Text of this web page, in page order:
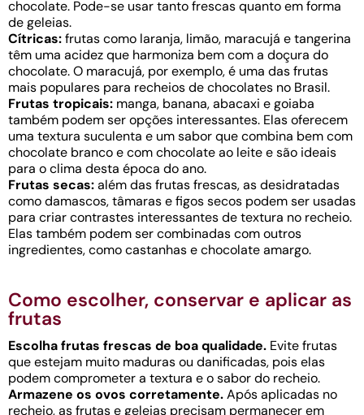
chocolate. Pode-se usar tanto frescas quanto em forma
de geleias.
Cítricas:frutas como laranja, limão, maracujá e tangerina
têm uma acidez que harmoniza bem com a doçura do
chocolate. O maracujá, por exemplo, é uma das frutas
mais populares para recheios de chocolates no Brasil.
Frutas tropicais: manga, banana, abacaxi e goiaba
também podem ser opções interessantes. Elas oferecem
uma textura suculenta e um sabor que combina bem com
chocolate branco e com chocolate ao leite e são ideais
para o clima desta época do ano.
Frutas secas:além das frutas frescas, as desidratadas
como damascos, tâmaras e figos secos podem ser usadas
para criar contrastes interessantes de textura no recheio.
Elas também podem ser combinadas com outros
ingredientes, como castanhas e chocolate amargo.
Como escolher, conservar e aplicar as
frutas
Escolha frutas frescas de boa qualidade. Evite frutas
que estejam muito maduras ou danificadas, pois elas
podem comprometer a textura e o sabor do recheio.
Armazene os ovos corretamente.Após aplicadas no
recheio, as frutas e geleias precisam permanecer em